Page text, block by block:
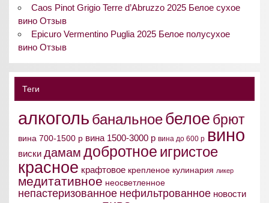
Caos Pinot Grigio Terre d’Abruzzo 2025 Белое сухое
вино Отзыв
Epicuro Vermentino Puglia 2025 Белое полусухое
вино Отзыв
Теги
алкоголь банальноебелое брют
вина 700-1500 р вина 1500-3000 р вина до 600 р вино
виски дамам добротное игристое
красное крафтовое крепленое кулинария ликер
медитативное неосветленное
непастеризованное нефильтрованное новости